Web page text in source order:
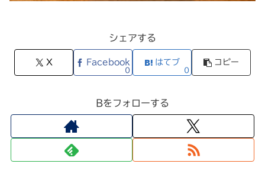
シェアする
X Facebook
0
はてブ
0
コピー
Bをフォローする